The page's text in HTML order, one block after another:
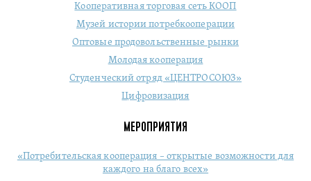
Кооперативная торговая сеть КООП
Музей истории потребкооперации
Оптовые продовольственные рынки
Молодая кооперация
Студенческий отряд «ЦЕНТРОСОЮЗ»
Цифровизация
МЕРОПРИЯТИЯ
«Потребительская кооперация – открытые возможности для
каждого на благо всех»